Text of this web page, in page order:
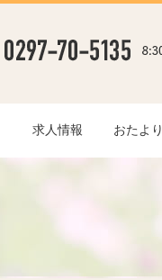
求人情報 おたより